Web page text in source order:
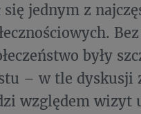
jednym z
były
– w tle dyskusji
względem wizyt